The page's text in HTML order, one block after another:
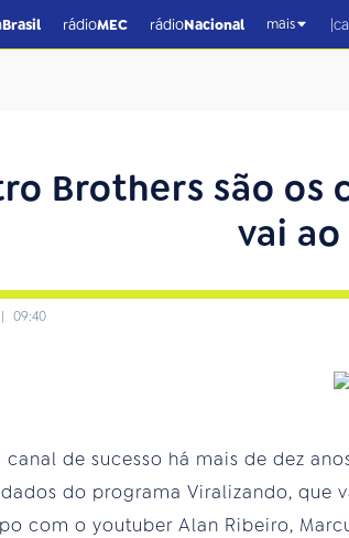
Brasil rádioMEC rádioNacional mais |
Brothers são os
vai
| 09:40
canal de sucesso há mais de dez
do programa Viralizando, que
com o youtuber Alan Ribeiro,